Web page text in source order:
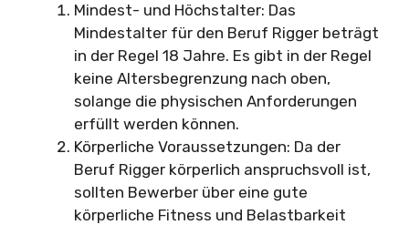
Mindest- und Höchstalter: Das
Mindestalter für den Beruf Rigger beträgt
in der Regel 18 Jahre. Es gibt in der Regel
keine Altersbegrenzung nach oben,
solange die physischen Anforderungen
erfüllt werden können.
Körperliche Voraussetzungen: Da der
Beruf Rigger körperlich anspruchsvoll ist,
sollten Bewerber über eine gute
körperliche Fitness und Belastbarkeit